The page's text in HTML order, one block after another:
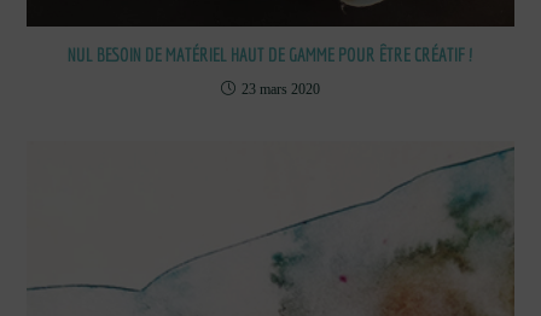
NUL BESOIN DE MATÉRIEL HAUT DE GAMME POUR ÊTRE CRÉATIF !
23 mars 2020